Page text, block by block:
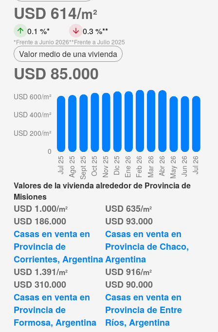
USD 614/m²
0.1 %
Frente a Junio 2026
0.3 %
Frente a Julio 2025
Valor medio de una vivienda
USD 85.000
Valores de la vivienda alrededor de Provincia de
Misiones
USD 186.000
USD 1.000/m²
Casas en venta en
Provincia de
Corrientes, Argentina
USD 93.000
USD 635/m²
Casas en venta en
Provincia de Chaco,
Argentina
USD 310.000
USD 1.391/m²
Casas en venta en
Provincia de
Formosa, Argentina
USD 90.000
USD 916/m²
Casas en venta en
Provincia de Entre
Ríos, Argentina